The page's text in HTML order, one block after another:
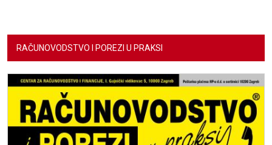
RAČUNOVODSTVO I POREZI U PRAKSI